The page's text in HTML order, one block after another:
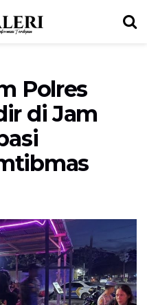
Polres
di Jam